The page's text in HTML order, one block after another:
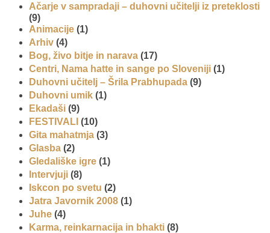
Ačarje v sampradaji – duhovni učitelji iz preteklosti
(9)
Animacije (1)
Arhiv (4)
Bog, živo bitje in narava (17)
Centri, Nama hatte in sange po Sloveniji (1)
Duhovni učitelj – Šrila Prabhupada (9)
Duhovni umik (1)
Ekadaši (9)
FESTIVALI (10)
Gita mahatmja (3)
Glasba (2)
Gledališke igre (1)
Intervjuji (8)
Iskcon po svetu (2)
Jatra Javornik 2008 (1)
Juhe (4)
Karma, reinkarnacija in bhakti (8)